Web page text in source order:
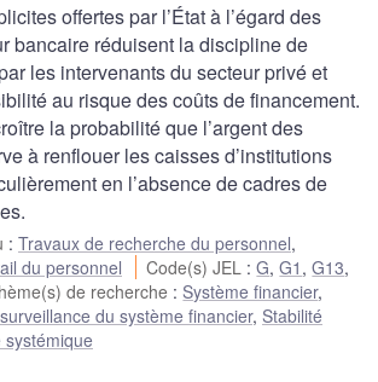
offertes par l’État à l’égard des
bancaire réduisent la discipline de
les intervenants du secteur privé et
au risque des coûts de financement.
la probabilité que l’argent des
à renflouer les caisses d’institutions
en l’absence de cadres de
: Travaux de recherche du personnel,
du personnel
Code(s) JEL :G,G1 ,G13,
de recherche : Système financier,
du système financier, Stabilité